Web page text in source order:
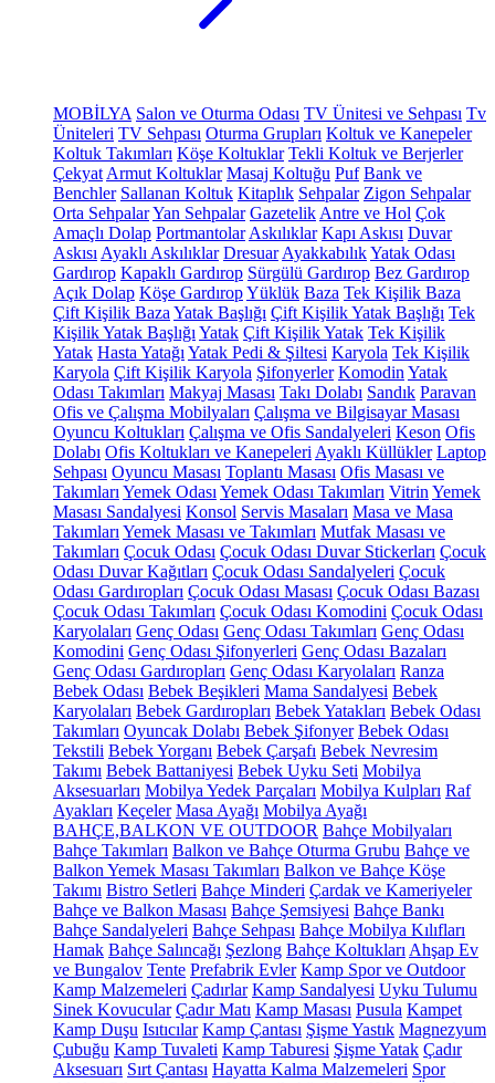
MOBİLYA Salon ve Oturma Odası TV Ünitesi ve Sehpası Tv
Üniteleri TV Sehpası Oturma Grupları Koltuk ve Kanepeler
Koltuk Takımları Köşe Koltuklar Tekli Koltuk ve Berjerler
Çekyat Armut Koltuklar Masaj Koltuğu Puf Bank ve
Benchler Sallanan Koltuk Kitaplık Sehpalar Zigon Sehpalar
Orta SehpalarYan Sehpalar Gazetelik Antre ve Hol Çok
Amaçlı Dolap Portmantolar Askılıklar Kapı Askısı Duvar
Askısı Ayaklı Askılıklar Dresuar AyakkabılıkYatak Odası
Gardırop Kapaklı Gardırop Sürgülü Gardırop Bez Gardırop
Açık Dolap Köşe GardıropYüklük Baza Tek Kişilik Baza
Çift Kişilik Baza Yatak Başlığı Çift Kişilik Yatak Başlığı Tek
Kişilik Yatak Başlığı Yatak Çift Kişilik Yatak Tek Kişilik
Yatak Hasta Yatağı Yatak Pedi & Şiltesi Karyola Tek Kişilik
Karyola Çift Kişilik Karyola Şifonyerler Komodin Yatak
Odası Takımları Makyaj Masası Takı Dolabı Sandık Paravan
Ofis ve Çalışma Mobilyaları Çalışma ve Bilgisayar Masası
Oyuncu Koltukları Çalışma ve Ofis Sandalyeleri Keson Ofis
Dolabı Ofis Koltukları ve Kanepeleri Ayaklı Küllükler Laptop
Sehpası Oyuncu Masası Toplantı Masası Ofis Masası ve
Takımları Yemek Odası Yemek Odası Takımları Vitrin Yemek
Masası Sandalyesi Konsol Servis Masaları Masa ve Masa
Takımları Yemek Masası ve Takımları Mutfak Masası ve
Takımları Çocuk Odası Çocuk Odası Duvar Stickerları Çocuk
Odası Duvar Kağıtları Çocuk Odası Sandalyeleri Çocuk
Odası Gardıropları Çocuk Odası Masası Çocuk Odası Bazası
Çocuk Odası Takımları Çocuk Odası Komodini Çocuk Odası
Karyolaları Genç Odası Genç Odası Takımları Genç Odası
Komodini Genç Odası Şifonyerleri Genç Odası Bazaları
Genç Odası Gardıropları Genç Odası Karyolaları Ranza
Bebek Odası Bebek Beşikleri Mama Sandalyesi Bebek
Karyolaları Bebek Gardıropları Bebek Yatakları Bebek Odası
Takımları Oyuncak Dolabı Bebek Şifonyer Bebek Odası
Tekstili Bebek Yorganı Bebek Çarşafı Bebek Nevresim
Takımı Bebek Battaniyesi Bebek Uyku Seti Mobilya
Aksesuarları Mobilya Yedek Parçaları Mobilya Kulpları Raf
Ayakları Keçeler Masa Ayağı Mobilya Ayağı
BAHÇE,BALKON VE OUTDOOR Bahçe Mobilyaları
Bahçe Takımları Balkon ve Bahçe Oturma Grubu Bahçe ve
Balkon Yemek Masası Takımları Balkon ve Bahçe Köşe
Takımı Bistro Setleri Bahçe Minderi Çardak ve Kameriyeler
Bahçe ve Balkon Masası Bahçe Şemsiyesi Bahçe Bankı
Bahçe Sandalyeleri Bahçe Sehpası Bahçe Mobilya Kılıfları
Hamak Bahçe Salıncağı Şezlong Bahçe Koltukları Ahşap Ev
ve Bungalov Tente Prefabrik Evler Kamp Spor ve Outdoor
Kamp Malzemeleri Çadırlar Kamp Sandalyesi Uyku Tulumu
Sinek Kovucular Çadır Matı Kamp Masası Pusula Kampet
Kamp Duşu Isıtıcılar Kamp Çantası Şişme Yastık Magnezyum
Çubuğu Kamp Tuvaleti Kamp Taburesi Şişme Yatak Çadır
Aksesuarı Sırt Çantası Hayatta Kalma Malzemeleri Spor